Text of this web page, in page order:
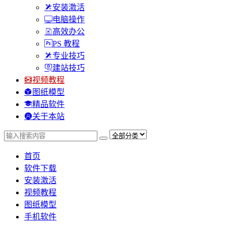
安装激活
电脑操作
高效办公
PS 教程
专业技巧
建站技巧
视频教程
图纸模型
精品软件
关于本站
首页
软件下载
安装激活
视频教程
图纸模型
手机软件